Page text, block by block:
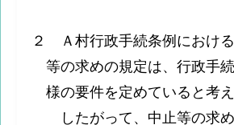
２ Ａ村行政手続条例におけ
等の求めの規定は、行政手
様の要件を定めていると考え
したがって、中止等の求